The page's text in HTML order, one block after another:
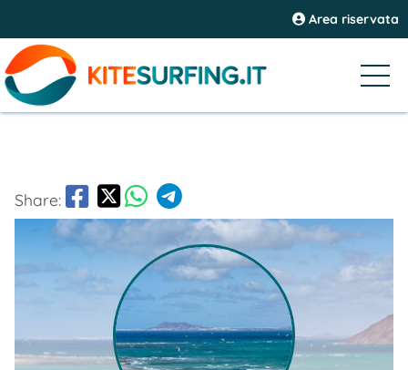
Area riservata
Share: